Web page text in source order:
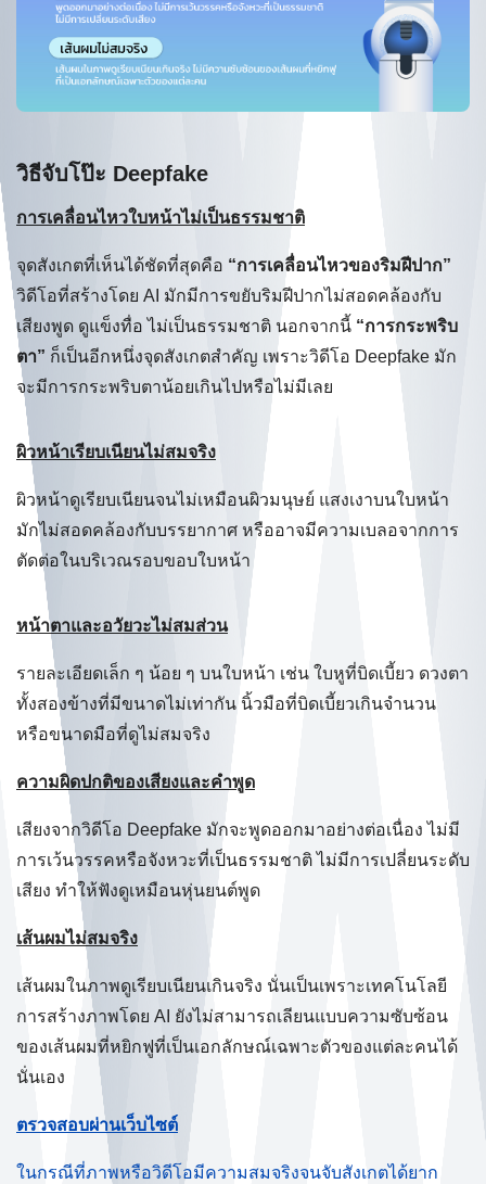
วิธีจับโป๊ะ Deepfake
การเคลื่อนไหวใบหน้าไม่เป็นธรรมชาติ
จุดสังเกตที่เห็นได้ชัดที่สุดคือ “การเคลื่อนไหวของริมฝีปาก”
วิดีโอที่สร้างโดย AI มักมีการขยับริมฝีปากไม่สอดคล้องกับ
เสียงพูด ดูแข็งทื่อ ไม่เป็นธรรมชาติ นอกจากนี้ “การกระพริบ
ตา” ก็เป็นอีกหนึ่งจุดสังเกตสำคัญ เพราะวิดีโอ Deepfake มัก
จะมีการกระพริบตาน้อยเกินไปหรือไม่มีเลย
ผิวหน้าเรียบเนียนไม่สมจริง
ผิวหน้าดูเรียบเนียนจนไม่เหมือนผิวมนุษย์ แสงเงาบนใบหน้า
มักไม่สอดคล้องกับบรรยากาศ หรืออาจมีความเบลอจากการ
ตัดต่อในบริเวณรอบขอบใบหน้า
หน้าตาและอวัยวะไม่สมส่วน
รายละเอียดเล็ก ๆ น้อย ๆ บนใบหน้า เช่น ใบหูที่บิดเบี้ยว ดวงตา
ทั้งสองข้างที่มีขนาดไม่เท่ากัน นิ้วมือที่บิดเบี้ยวเกินจำนวน
หรือขนาดมือที่ดูไม่สมจริง
ความผิดปกติของเสียงและคำพูด
เสียงจากวิดีโอ Deepfake มักจะพูดออกมาอย่างต่อเนื่อง ไม่มี
การเว้นวรรคหรือจังหวะที่เป็นธรรมชาติ ไม่มีการเปลี่ยนระดับ
เสียง ทำให้ฟังดูเหมือนหุ่นยนต์พูด
เส้นผมไม่สมจริง
เส้นผมในภาพดูเรียบเนียนเกินจริง นั่นเป็นเพราะเทคโนโลยี
การสร้างภาพโดย AI ยังไม่สามารถเลียนแบบความซับซ้อน
ของเส้นผมที่หยิกฟูที่เป็นเอกลักษณ์เฉพาะตัวของแต่ละคนได้
นั่นเอง
ตรวจสอบผ่านเว็บไซต์
ในกรณีที่ภาพหรือวิดีโอมีความสมจริงจนจับสังเกตได้ยาก